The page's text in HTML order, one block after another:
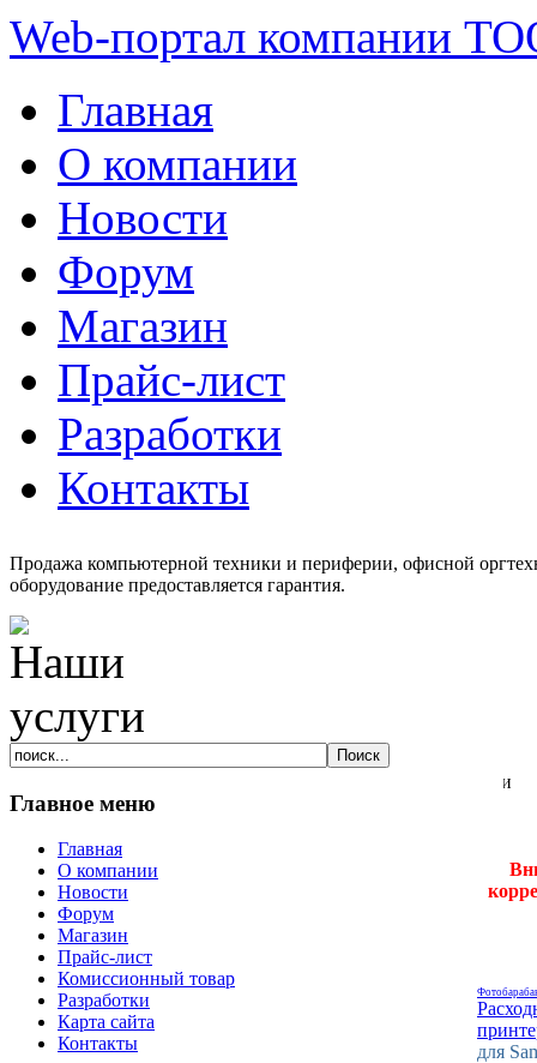
Web-портал компании
Главная
О компании
Новости
Форум
Магазин
Прайс-лист
Разработки
Контакты
Продажа компьютерной техники и периферии, офисной
оборудование предоставляется гарантия.
Главное меню
Главная
О компании
Новости
Форум
Магазин
Прайс-лист
Комиссионный товар
Разработки
Карта сайта
Контакты
для